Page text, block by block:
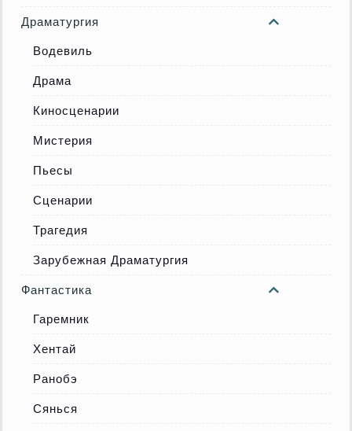
Драматургия
Водевиль
Драма
Киносценарии
Мистерия
Пьесы
Сценарии
Трагедия
Зарубежная Драматургия
Фантастика
Гаремник
Хентай
Ранобэ
Сянься